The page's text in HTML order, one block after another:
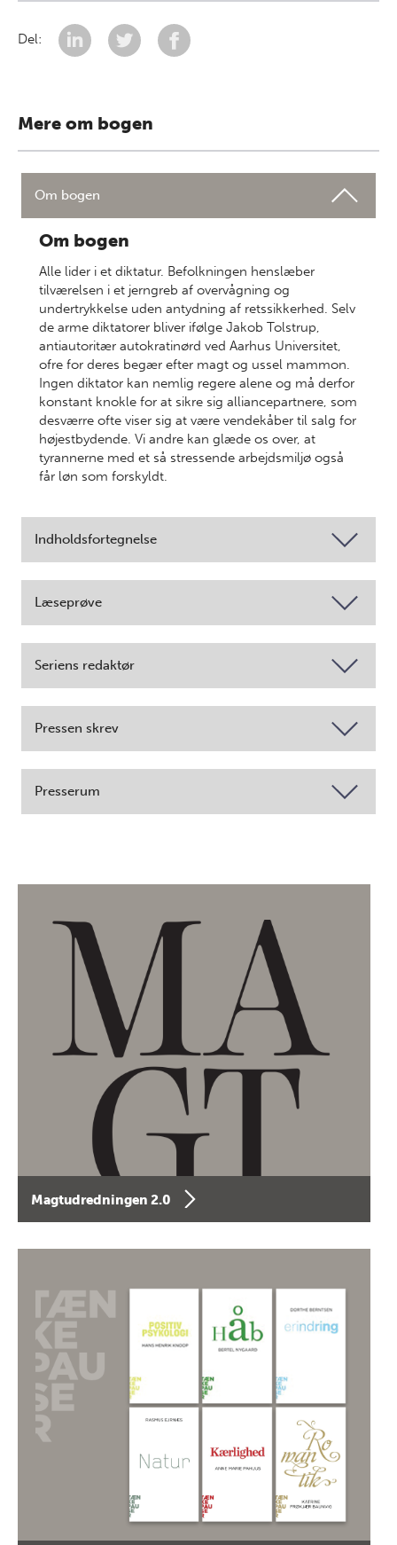
Del:
Mere om bogen
Om bogen
Om bogen
Alle lider i et diktatur. Befolkningen henslæber
tilværelsen i et jerngreb af overvågning og
undertrykkelse uden antydning af retssikkerhed. Selv
de arme diktatorer bliver ifølge Jakob Tolstrup,
antiautoritær autokratinørd ved Aarhus Universitet,
ofre for deres begær efter magt og ussel mammon.
Ingen diktator kan nemlig regere alene og må derfor
konstant knokle for at sikre sig alliancepartnere, som
desværre ofte viser sig at være vendekåber til salg for
højestbydende. Vi andre kan glæde os over, at
tyrannerne med et så stressende arbejdsmiljø også
får løn som forskyldt.
Indholdsfortegnelse
Læseprøve
Seriens redaktør
Pressen skrev
Presserum
Magtudredningen 2.0